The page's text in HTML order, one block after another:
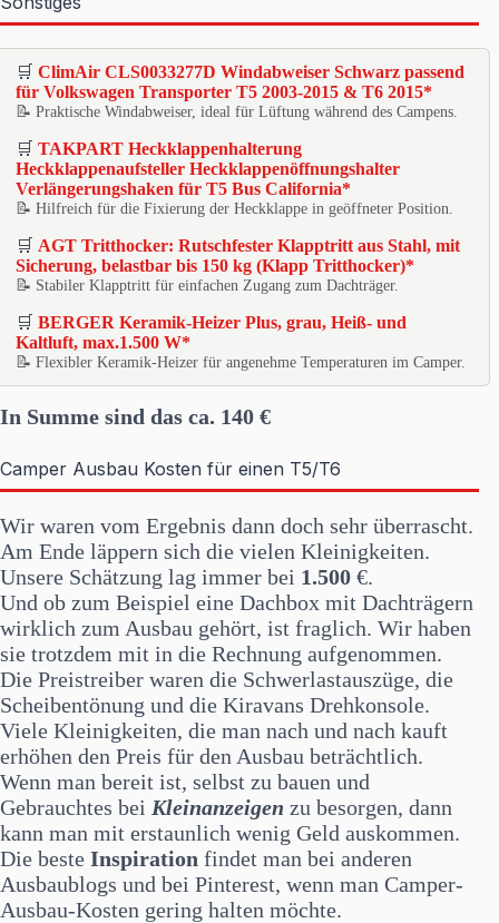
🛒ClimAir CLS0033277D Windabweiser Schwarz passend
für Volkswagen Transporter T5 2003-2015 & T6 2015*
📝 Praktische Windabweiser, ideal für Lüftung während des Campens.
🛒TAKPART Heckklappenhalterung
Heckklappenaufsteller Heckklappenöffnungshalter
Verlängerungshaken für T5 Bus California*
📝 Hilfreich für die Fixierung der Heckklappe in geöffneter Position.
🛒 AGT Tritthocker: Rutschfester Klapptritt aus Stahl, mit
Sicherung, belastbar bis 150 kg (Klapp Tritthocker)*
📝 Stabiler Klapptritt für einfachen Zugang zum Dachträger.
🛒BERGER Keramik-Heizer Plus, grau, Heiß- und
Kaltluft, max.1.500 W*
📝 Flexibler Keramik-Heizer für angenehme Temperaturen im Camper.
In Summe sind das ca. 140 €
Camper Ausbau Kosten für einen T5/T6
Wir waren vom Ergebnis dann doch sehr überrascht.
Am Ende läppern sich die vielen Kleinigkeiten.
Unsere Schätzung lag immer bei 1.500 €.
Und ob zum Beispiel eine Dachbox mit Dachträgern
wirklich zum Ausbau gehört, ist fraglich. Wir haben
sie trotzdem mit in die Rechnung aufgenommen.
Die Preistreiber waren die Schwerlastauszüge, die
Scheibentönung und die Kiravans Drehkonsole.
Viele Kleinigkeiten, die man nach und nach kauft
erhöhen den Preis für den Ausbau beträchtlich.
Wenn man bereit ist, selbst zu bauen und
Gebrauchtes bei Kleinanzeigen zu besorgen, dann
kann man mit erstaunlich wenig Geld auskommen.
Die beste Inspiration findet man bei anderen
Ausbaublogs und bei Pinterest, wenn man Camper-
Ausbau-Kosten gering halten möchte.